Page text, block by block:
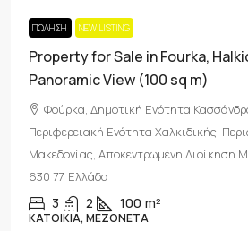
ΠΏΛΗΣΗ NEW LISTING
Property for Sale in Fourka,
Panoramic View (100 sq m)
Φούρκα, Δημοτική Ενότητα
Περιφερειακή Ενότητα Χαλκιδικής,
Μακεδονίας, Αποκεντρωμένη Διοίκηση
630 77, Ελλάδα
3 2 100 m²
ΚΑΤΟΙΚΊΑ, ΜΕΖΟΝΈΤΑ